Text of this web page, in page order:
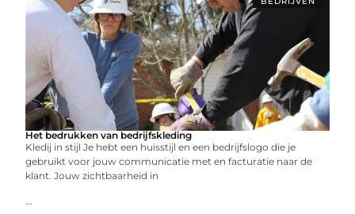
Het bedrukken van bedrijfskleding
Kledij in stijl Je hebt een huisstijl en een bedrijfslogo die je
gebruikt voor jouw communicatie met en facturatie naar de
klant. Jouw zichtbaarheid in
...